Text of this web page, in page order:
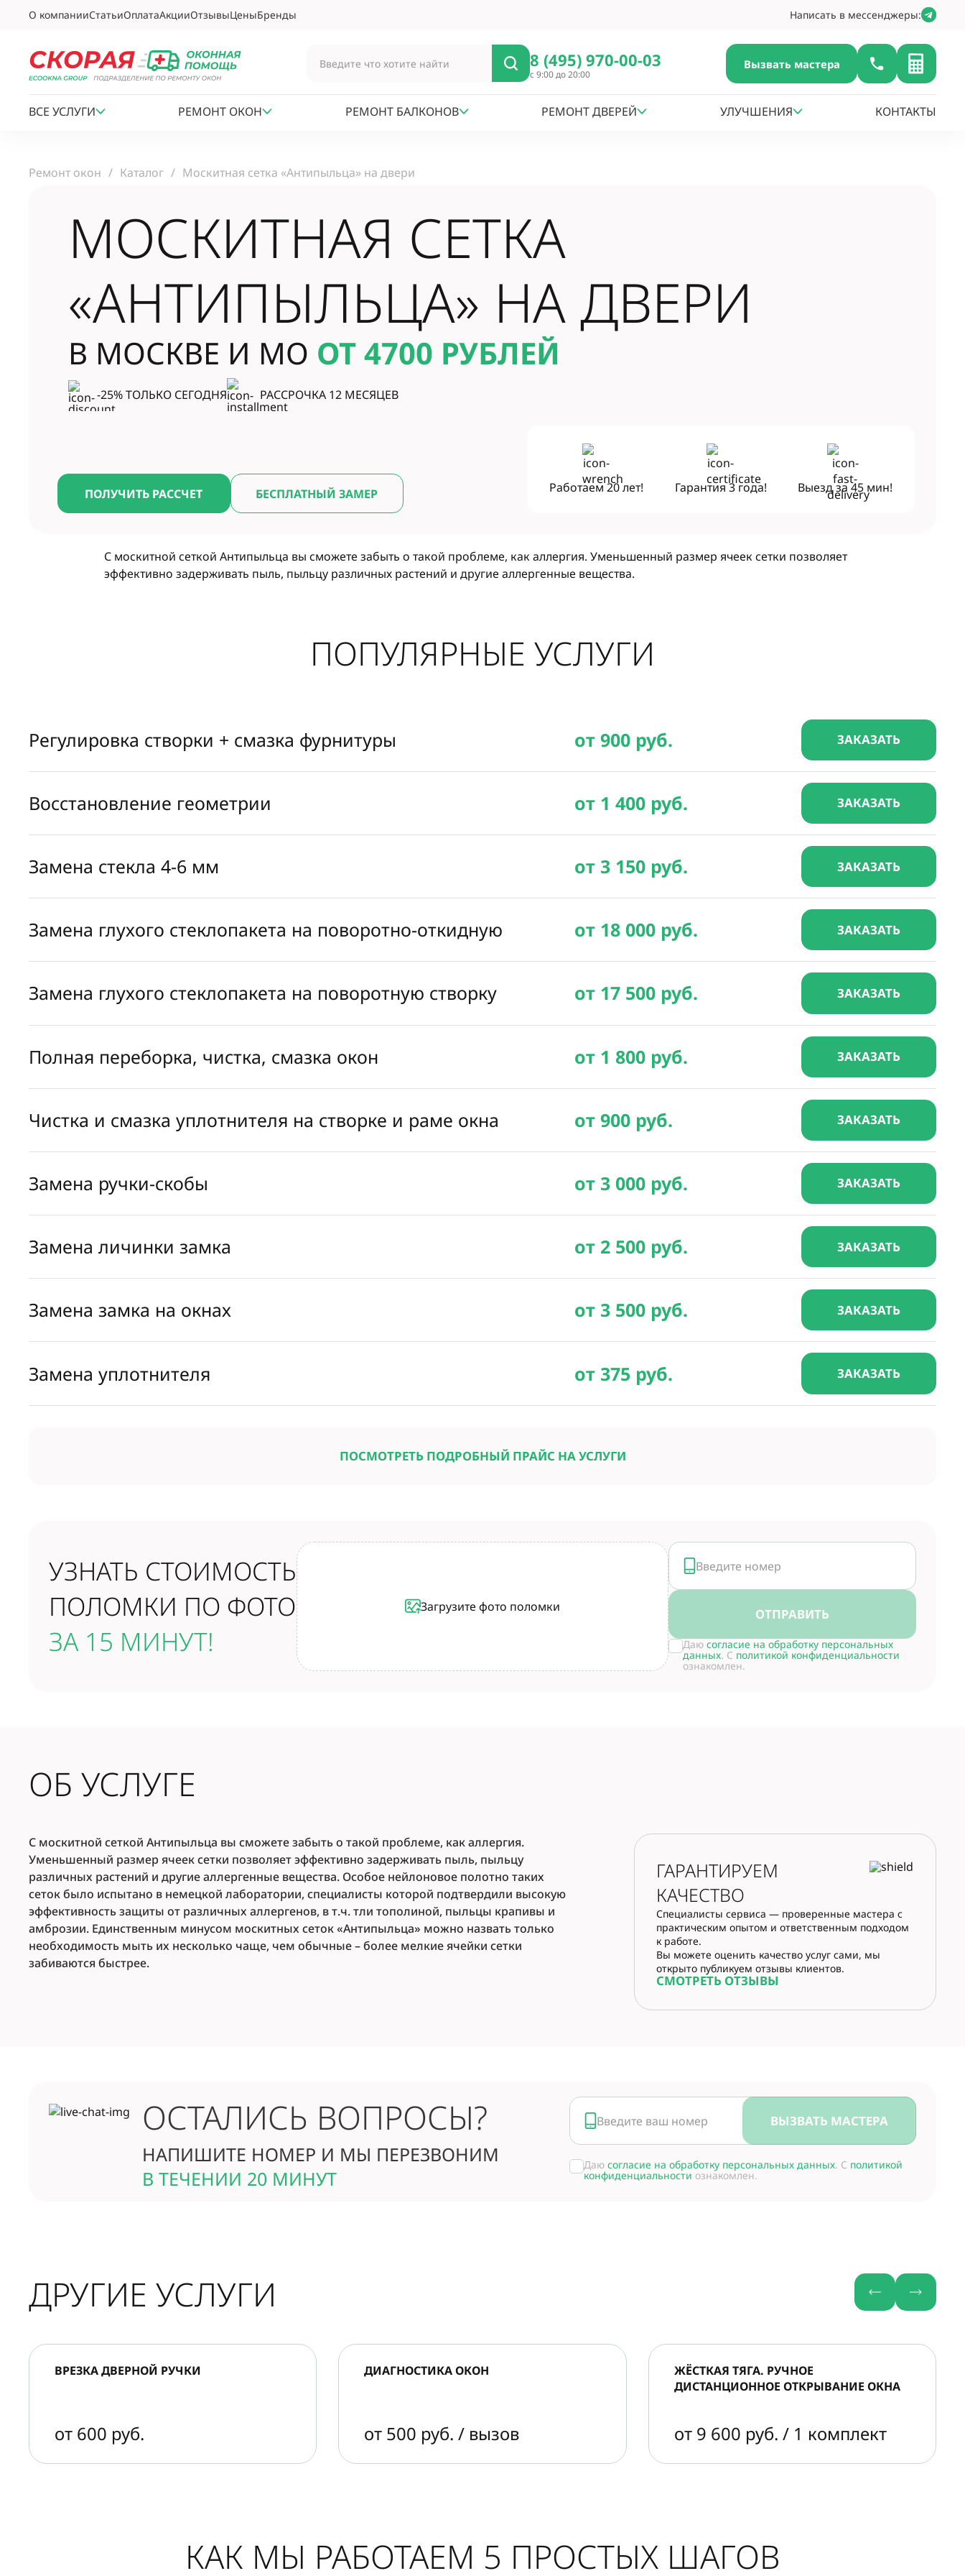
О компанииСтатьиОплатаАкцииОтзывыЦеныБренды Написать в мессенджеры:
8 (495) 970-00-03
с 9:00 до 20:00
Вызвать мастера
ВСЕ УСЛУГИ РЕМОНТ ОКОН РЕМОНТ БАЛКОНОВ РЕМОНТ ДВЕРЕЙ УЛУЧШЕНИЯ КОНТАКТЫ
Ремонт окон Каталог Москитная сетка «Антипыльца» на двери
МОСКИТНАЯ СЕТКА
«АНТИПЫЛЬЦА» НА ДВЕРИ
В МОСКВЕ И МО ОТ 4700 РУБЛЕЙ
-25% ТОЛЬКО СЕГОДНЯ РАССРОЧКА 12 МЕСЯЦЕВ
ПОЛУЧИТЬ РАССЧЕТ БЕСПЛАТНЫЙ ЗАМЕР Работаем20 лет! Гарантия3 года! Выезд за45 мин!
С москитной сеткой Антипыльца вы сможете забыть о такой проблеме, как аллергия. Уменьшенный размер ячеек сетки позволяет
эффективно задерживать пыль, пыльцу различных растений и другие аллергенные вещества.
ПОПУЛЯРНЫЕ УСЛУГИ
Регулировка створки + смазка фурнитуры от 900 руб. ЗАКАЗАТЬ
Восстановление геометрии от 1 400 руб. ЗАКАЗАТЬ
Замена стекла 4-6 мм от 3 150 руб. ЗАКАЗАТЬ
Замена глухого стеклопакета на поворотно-откидную от 18 000 руб. ЗАКАЗАТЬ
Замена глухого стеклопакета на поворотную створку от 17 500 руб. ЗАКАЗАТЬ
Полная переборка, чистка, смазка окон от 1 800 руб. ЗАКАЗАТЬ
Чистка и смазка уплотнителя на створке и раме окна от 900 руб. ЗАКАЗАТЬ
Замена ручки-скобы от 3 000 руб. ЗАКАЗАТЬ
Замена личинки замка от 2 500 руб. ЗАКАЗАТЬ
Замена замка на окнах от 3 500 руб. ЗАКАЗАТЬ
Замена уплотнителя от 375 руб. ЗАКАЗАТЬ
ПОСМОТРЕТЬ ПОДРОБНЫЙ ПРАЙС НА УСЛУГИ
УЗНАТЬ СТОИМОСТЬ
ПОЛОМКИ ПО ФОТО
ЗА 15 МИНУТ!
Загрузите фото поломки ОТПРАВИТЬ
Даю согласие на обработку персональных
данных. С политикой конфиденциальности
ознакомлен.
ОБ УСЛУГЕ
С москитной сеткой Антипыльца вы сможете забыть о такой проблеме, как аллергия.
Уменьшенный размер ячеек сетки позволяет эффективно задерживать пыль, пыльцу
различных растений и другие аллергенные вещества. Особое нейлоновое полотно таких
сеток было испытано в немецкой лаборатории, специалисты которой подтвердили высокую
эффективность защиты от различных аллергенов, в т.ч. тли тополиной, пыльцы крапивы и
амброзии. Единственным минусом москитных сеток «Антипыльца» можно назвать только
необходимость мыть их несколько чаще, чем обычные – более мелкие ячейки сетки
забиваются быстрее.
ГАРАНТИРУЕМ
КАЧЕСТВО
Специалисты сервиса — проверенные мастера с
практическим опытом и ответственным подходом
к работе.
Вы можете оценить качество услуг сами, мы
открыто публикуем отзывы клиентов.
СМОТРЕТЬ ОТЗЫВЫ
ОСТАЛИСЬ ВОПРОСЫ?
НАПИШИТЕ НОМЕР И МЫ ПЕРЕЗВОНИМ
В ТЕЧЕНИИ 20 МИНУТ
ВЫЗВАТЬ МАСТЕРА
Даю согласие на обработку персональных данных. С политикой
конфиденциальности ознакомлен.
ДРУГИЕ УСЛУГИ
ВРЕЗКА ДВЕРНОЙ РУЧКИ
от 600 руб.
ДИАГНОСТИКА ОКОН
от 500 руб. / вызов
ЖЁСТКАЯ ТЯГА. РУЧНОЕ
ДИСТАНЦИОННОЕ ОТКРЫВАНИЕ ОКНА
от 9 600 руб. / 1 комплект
КАК МЫ РАБОТАЕМ 5 ПРОСТЫХ ШАГОВ